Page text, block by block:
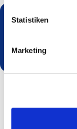
Statistiken
Marketing